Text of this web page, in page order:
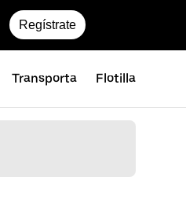
Regístrate
Transporta Flotilla